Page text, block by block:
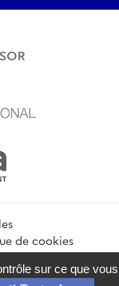
de cookies
sur ce que vous